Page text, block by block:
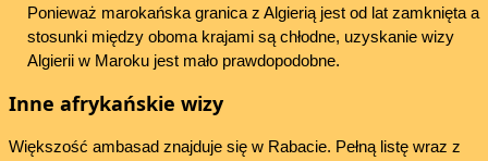
Ponieważ marokańska granica z Algierią jest od lat zamknięta a
stosunki między oboma krajami są chłodne, uzyskanie wizy
Algierii w Maroku jest mało prawdopodobne.
Inne afrykańskie wizy
Większość ambasad znajduje się w Rabacie. Pełną listę wraz z